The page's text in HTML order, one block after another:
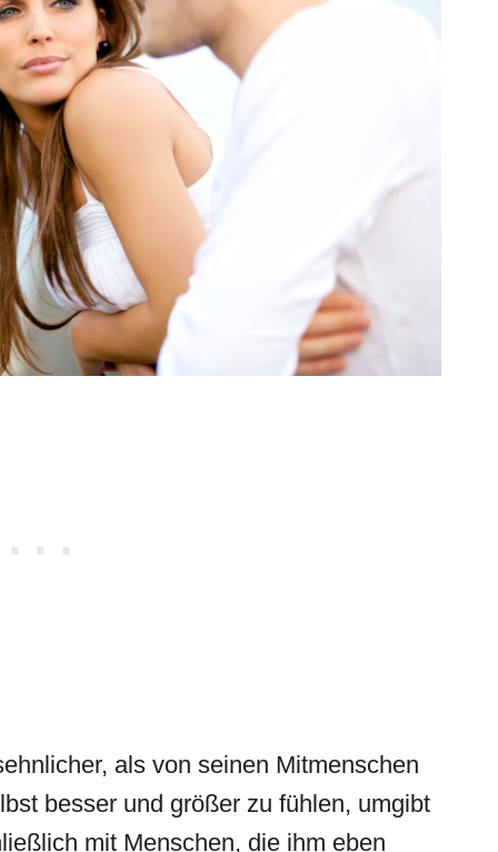
als von seinen Mitmenschen
besser und größer zu fühlen, umgibt
mit Menschen, die ihm eben